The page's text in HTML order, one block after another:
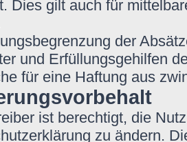
Dies gilt auch für
der
und Erfüllungsgehilfen
für eine Haftung aus
ist berechtigt, die
zu ändern.